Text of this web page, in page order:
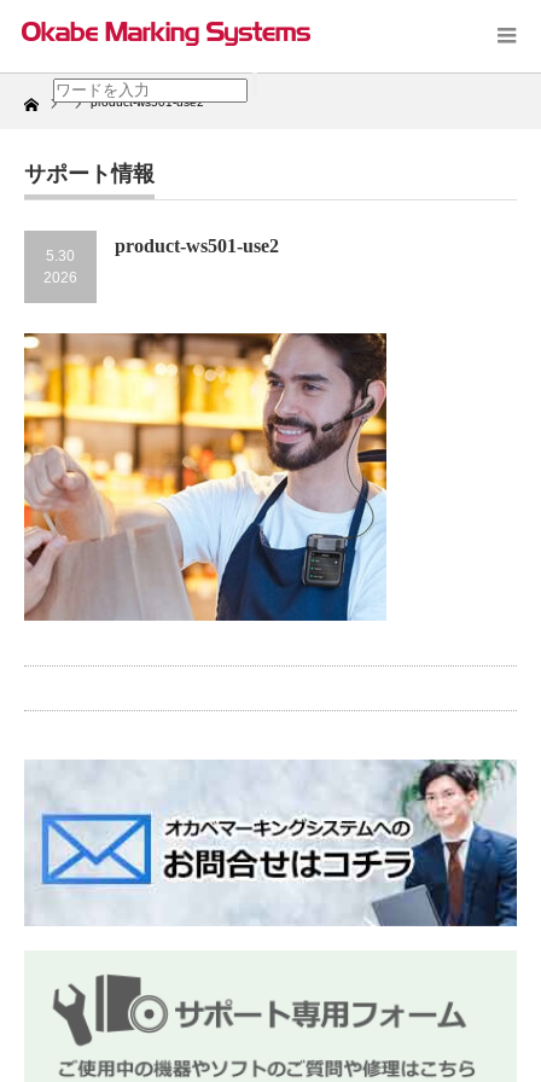
Home product-ws501-use2
サポート情報
5.30
2026
product-ws501-use2